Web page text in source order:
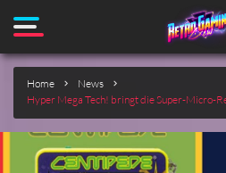
Home
News
Hyper Mega Tech! bringt die Super-Micro-